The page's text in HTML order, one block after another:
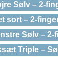
Sølv – 2-
sort – 2-
Sølv – 2-
Triple –